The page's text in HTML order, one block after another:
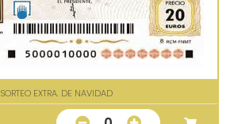
SORTEO EXTRA. DE NAVIDAD